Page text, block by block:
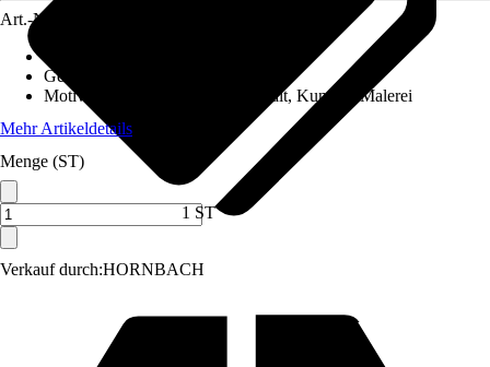
Verkauf durch:HORNBACH
Art.-Nr.
Gewicht
Motivkategorie
Menschen, Portrait, Kunst & Malerei
Mehr Artikeldetails
Menge (ST)
1 ST